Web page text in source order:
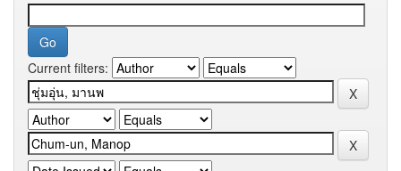
Current filters: